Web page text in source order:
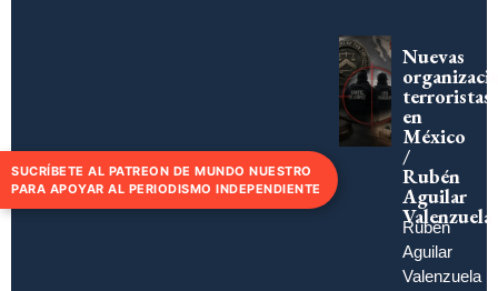
Nuevas
terroristas
en
México
/
Rubén
Aguilar
Valenzuela
Rubén
Aguilar
Valenzuela
SUCRÍBETE AL PATREON DE MUNDO NUESTRO
PARA APOYAR AL PERIODISMO INDEPENDIENTE